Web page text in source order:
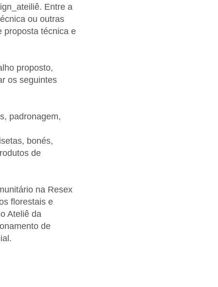
Entre a
ou outras
proposta técnica e
proposto,
os seguintes
padronagem,
bonés,
de
na Resex
florestais e
Ateliê da
de